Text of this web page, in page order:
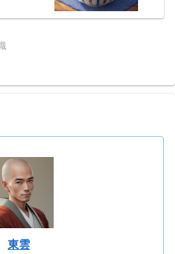
東雲